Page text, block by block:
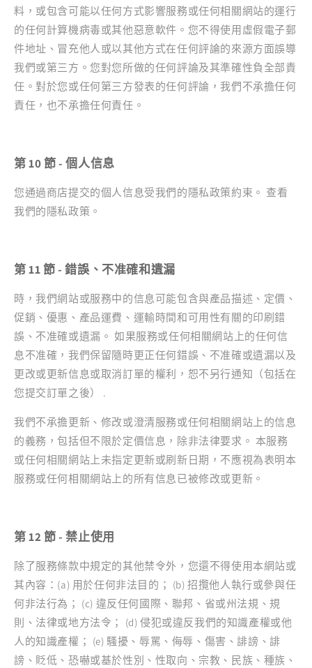
料，或包含可能以任何方式影響服務或任何相關網站的運行
的任何計算機病毒或其他惡意軟件。您不得使用虛假電子郵
件地址、冒充他人或以其他方式在任何評論的來源方面誤導
我們或第三方。您對您所做的任何評論及其準確性負全部責
任。對於您或任何第三方發表的任何評論，我們不承擔任何
責任，也不承擔任何責任。
第 10 節 - 個人信息
您通過商店提交的個人信息受我們的隱私政策約束。 查看
我們的隱私政策。
第 11 節 - 錯誤、不准確和遺漏
時，我們網站或服務中的信息可能包含與產品描述、定價、
促銷、優惠、產品運費、運輸時間和可用性有關的印刷錯
誤、不准確或遺漏。 如果服務或任何相關網站上的任何信
息不准確，我們保留隨時更正任何錯誤、不准確或遺漏以及
更改或更新信息或取消訂單的權利，恕不另行通知（包括在
您提交訂單之後） .
我們不承擔更新、修改或澄清服務或任何相關網站上的信息
的義務，包括但不限於定價信息，除非法律要求。 本服務
或任何相關網站上未指定更新或刷新日期，不應視為表明本
服務或任何相關網站上的所有信息已被修改或更新。
第 12 節 - 禁止使用
除了服務條款中規定的其他禁令外，您還不得使用本網站或
其內容：(a) 用於任何非法目的； (b) 招攬他​​人執行或參與任
何非法行為； (c) 違反任何國際、聯邦、省或州法規、規
則、法律或地方法令； (d) 侵犯或違反我們的知識產權或他
人的知識產權； (e) 騷擾、辱罵、侮辱、傷害、誹謗、誹
謗、貶低、恐嚇或基於性別、性取向、宗教、民族、種族、